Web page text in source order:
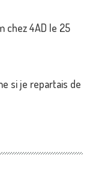
chez 4AD le 25
si je repartais de